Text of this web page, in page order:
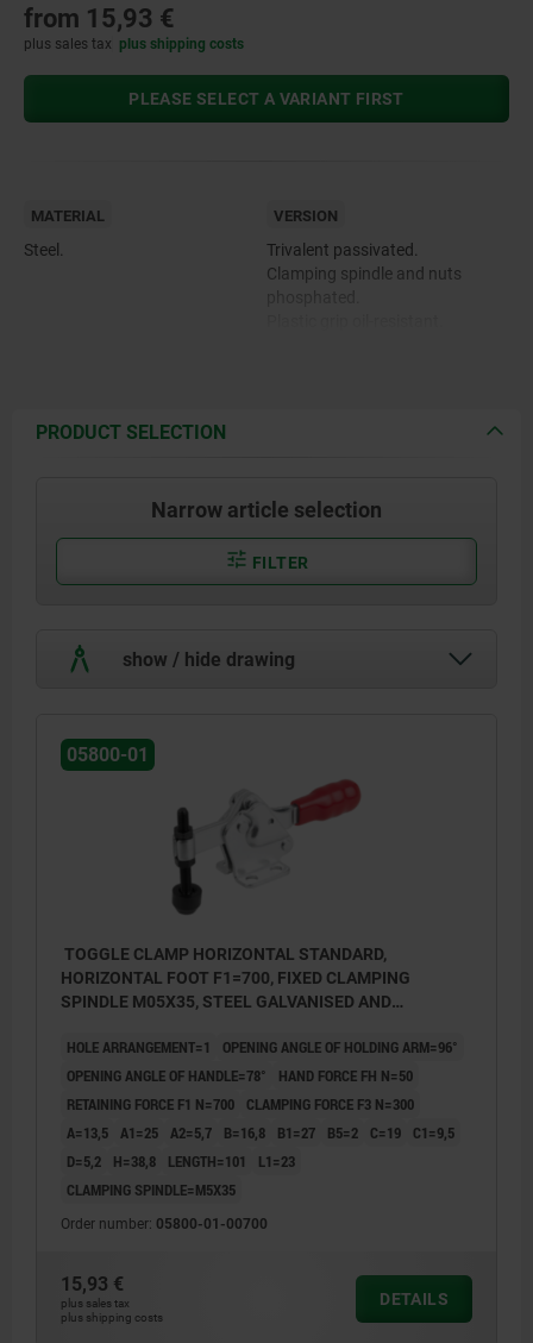
from 15,93 €
plus sales tax plus shipping costs
PLEASE SELECT A VARIANT FIRST
MATERIAL
Steel.
VERSION
Trivalent passivated.
Clamping spindle and nuts
PRODUCT SELECTION
Narrow article selection
FILTER
show / hide drawing
05800-01
TOGGLE CLAMP HORIZONTAL STANDARD,
HORIZONTAL FOOT F1=700, FIXED CLAMPING
SPINDLE M05X35, STEEL GALVANISED AND
HOLE ARRANGEMENT=1
OPENING ANGLE OF HOLDING ARM=96°
OPENING ANGLE OF HANDLE=78°
HAND FORCE FH N=50
RETAINING FORCE F1 N=700
CLAMPING FORCE F3 N=300
A=13,5 A1=25 A2=5,7 B=16,8 B1=27 B5=2 C=19
C1=9,5
D=5,2
H=38,8 LENGTH=101
L1=23
CLAMPING SPINDLE=M5X35
Order number: 05800-01-00700
15,93 €
plus sales tax
plus shipping costs
DETAILS